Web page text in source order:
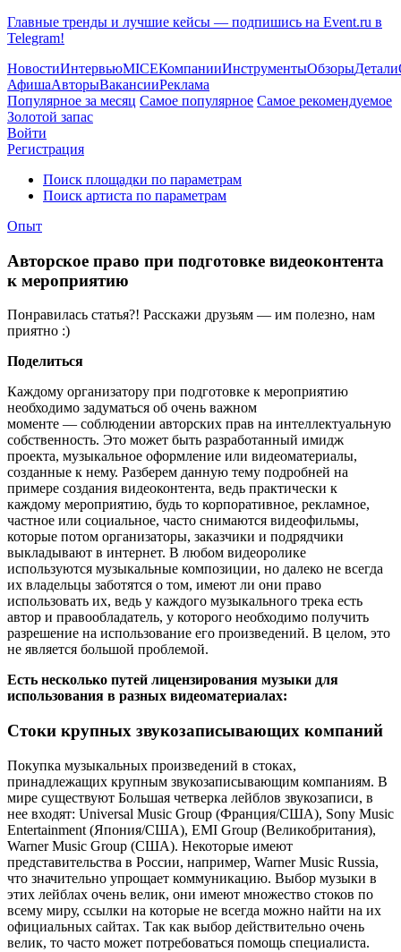
Главные тренды и лучшие кейсы — подпишись на Event.ru в
Telegram!
НовостиИнтервьюMICEКомпанииИнструментыОбзорыДетали
АфишаАвторыВакансииРеклама
Популярное за месяц Самое популярное Самое рекомендуемое
Золотой запас
Войти
Регистрация
Поиск площадки по параметрам
Поиск артиста по параметрам
Опыт
Авторское право при подготовке видеоконтента
к мероприятию
Понравилась статья?! Расскажи друзьям — им полезно, нам
приятно :)
Поделиться
Каждому организатору при подготовке к мероприятию
необходимо задуматься об очень важном
моменте — соблюдении авторских прав на интеллектуальную
собственность. Это может быть разработанный имидж
проекта, музыкальное оформление или видеоматериалы,
созданные к нему. Разберем данную тему подробней на
примере создания видеоконтента, ведь практически к
каждому мероприятию, будь то корпоративное, рекламное,
частное или социальное, часто снимаются видеофильмы,
которые потом организаторы, заказчики и подрядчики
выкладывают в интернет. В любом видеоролике
используются музыкальные композиции, но далеко не всегда
их владельцы заботятся о том, имеют ли они право
использовать их, ведь у каждого музыкального трека есть
автор и правообладатель, у которого необходимо получить
разрешение на использование его произведений. В целом, это
не является большой проблемой.
Есть несколько путей лицензирования музыки для
использования в разных видеоматериалах:
Стоки крупных звукозаписывающих компаний
Покупка музыкальных произведений в стоках,
принадлежащих крупным звукозаписывающим компаниям. В
мире существуют Большая четверка лейблов звукозаписи, в
нее входят: Universal Music Group (Франция/США), Sony Music
Entertainment (Япония/США), EMI Group (Великобритания),
Warner Music Group (США). Некоторые имеют
представительства в России, например, Warner Music Russia,
что значительно упрощает коммуникацию. Выбор музыки в
этих лейблах очень велик, они имеют множество стоков по
всему миру, ссылки на которые не всегда можно найти на их
официальных сайтах. Так как выбор действительно очень
велик, то часто может потребоваться помощь специалиста.